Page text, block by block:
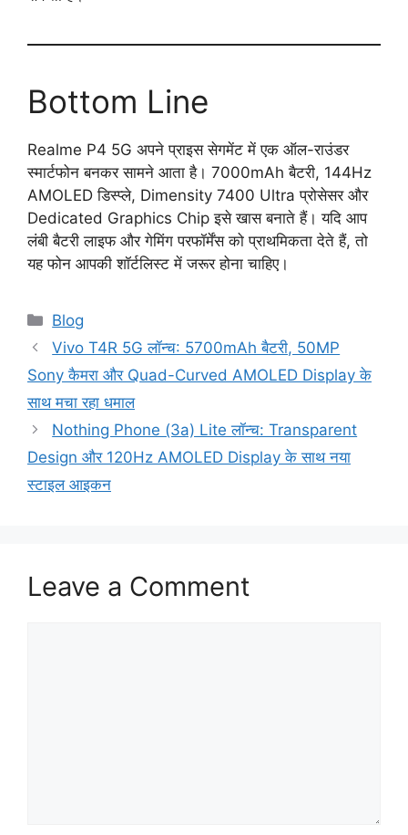
Bottom Line
Realme P4 5G अपने प्राइस सेगमेंट में एक ऑल-राउंडर
स्मार्टफोन बनकर सामने आता है। 7000mAh बैटरी, 144Hz
AMOLED डिस्प्ले, Dimensity 7400 Ultra प्रोसेसर और
Dedicated Graphics Chip इसे खास बनाते हैं। यदि आप
लंबी बैटरी लाइफ और गेमिंग परफॉर्मेंस को प्राथमिकता देते हैं, तो
यह फोन आपकी शॉर्टलिस्ट में जरूर होना चाहिए।
Categories
Blog
Vivo T4R 5G लॉन्च: 5700mAh बैटरी, 50MP
Sony कैमरा और Quad-Curved AMOLED Display के
साथ मचा रहा धमाल
Nothing Phone (3a) Lite लॉन्च: Transparent
Design और 120Hz AMOLED Display के साथ नया
स्टाइल आइकन
Leave a Comment